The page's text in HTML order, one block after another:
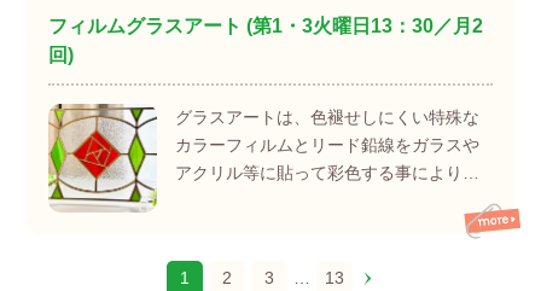
フィルムグラスアート (第1・3火曜日13：30／月2
回)
グラスアートは、色褪せしにくい特殊な
カラーフィルムとリード鉛線をガラスや
アクリル等に貼って彩色する事により…
1 2 3 … 13